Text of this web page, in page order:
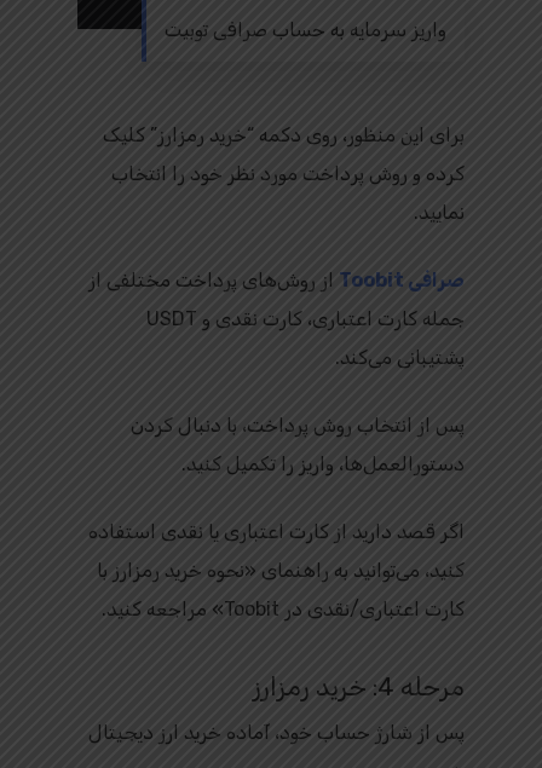
واریز سرمایه به حساب صرافی توبیت
برای این منظور، روی دکمه “خرید رمزارز” کلیک
کرده و روش پرداخت مورد نظر خود را انتخاب
نمایید.
صرافی Toobit
از روش‌های پرداخت مختلفی از
جمله کارت اعتباری، کارت نقدی و USDT
پشتیبانی می‌کند.
پس از انتخاب روش پرداخت، با دنبال کردن
دستورالعمل‌ها، واریز را تکمیل کنید.
اگر قصد دارید از کارت اعتباری یا نقدی استفاده
کنید، می‌توانید به راهنمای «نحوه خرید رمزارز با
کارت اعتباری/نقدی در Toobit» مراجعه کنید.
مرحله 4: خرید رمزارز
پس از شارژ حساب خود، آماده خرید ارز دیجیتال